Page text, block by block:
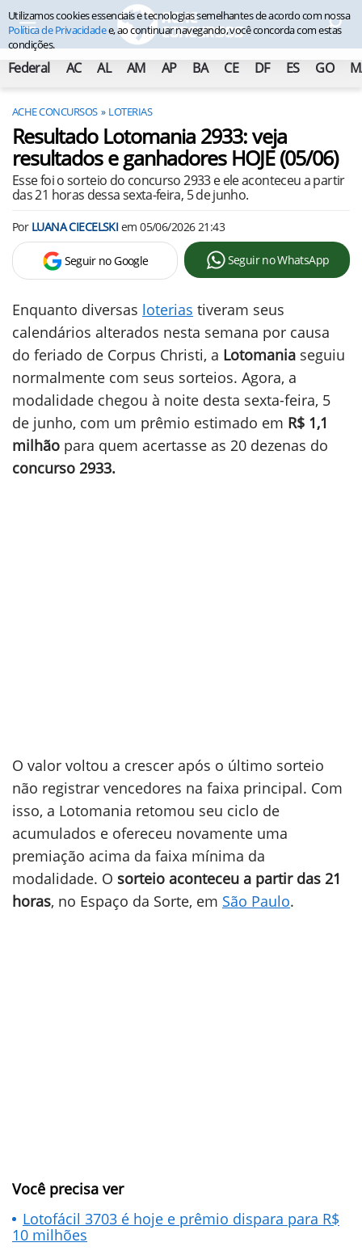
Federal AC AL AM AP BA CE DF ES GO
ACHE CONCURSOS LOTERIAS
Resultado Lotomania 2933: veja
resultados e ganhadores HOJE (05/06)
Esse foi o sorteio do concurso 2933 e ele aconteceu a partir
das 21 horas dessa sexta-feira, 5 de junho.
Por LUANA CIECELSKIem05/06/2026 21:43
Seguir no Google Seguir no WhatsApp
Enquanto diversas loterias tiveram seus
calendários alterados nesta semana por causa
do feriado de Corpus Christi, a Lotomania seguiu
normalmente com seus sorteios. Agora, a
modalidade chegou à noite desta sexta-feira, 5
de junho, com um prêmio estimado em R$ 1,1
milhão para quem acertasse as 20 dezenas do
concurso 2933.
O valor voltou a crescer após o último sorteio
não registrar vencedores na faixa principal. Com
isso, a Lotomania retomou seu ciclo de
acumulados e ofereceu novamente uma
premiação acima da faixa mínima da
modalidade. O sorteio aconteceu a partir das 21
horas, no Espaço da Sorte, em São Paulo.
Você precisa ver
Lotofácil 3703 é hoje e prêmio dispara para R$
10 milhões
Utilizamos cookies essenciais e tecnologias semelhantes de acordo com nossa
Política de Privacidadee, ao continuar navegando, você concorda com estas
condições.